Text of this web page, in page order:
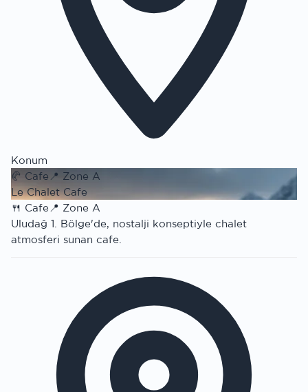
Konum
🥐 Cafe 📍 Zone A
Le Chalet Cafe
🍴 Cafe📍 Zone A
Uludağ 1. Bölge'de, nostalji konseptiyle chalet
atmosferi sunan cafe.